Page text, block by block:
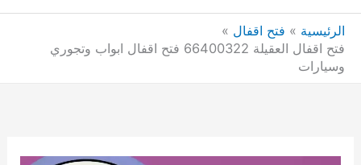
الرئيسية
فتح اقفال
فتح اقفال العقيلة 66400322 فتح اقفال ابواب وتجوري
وسيارات